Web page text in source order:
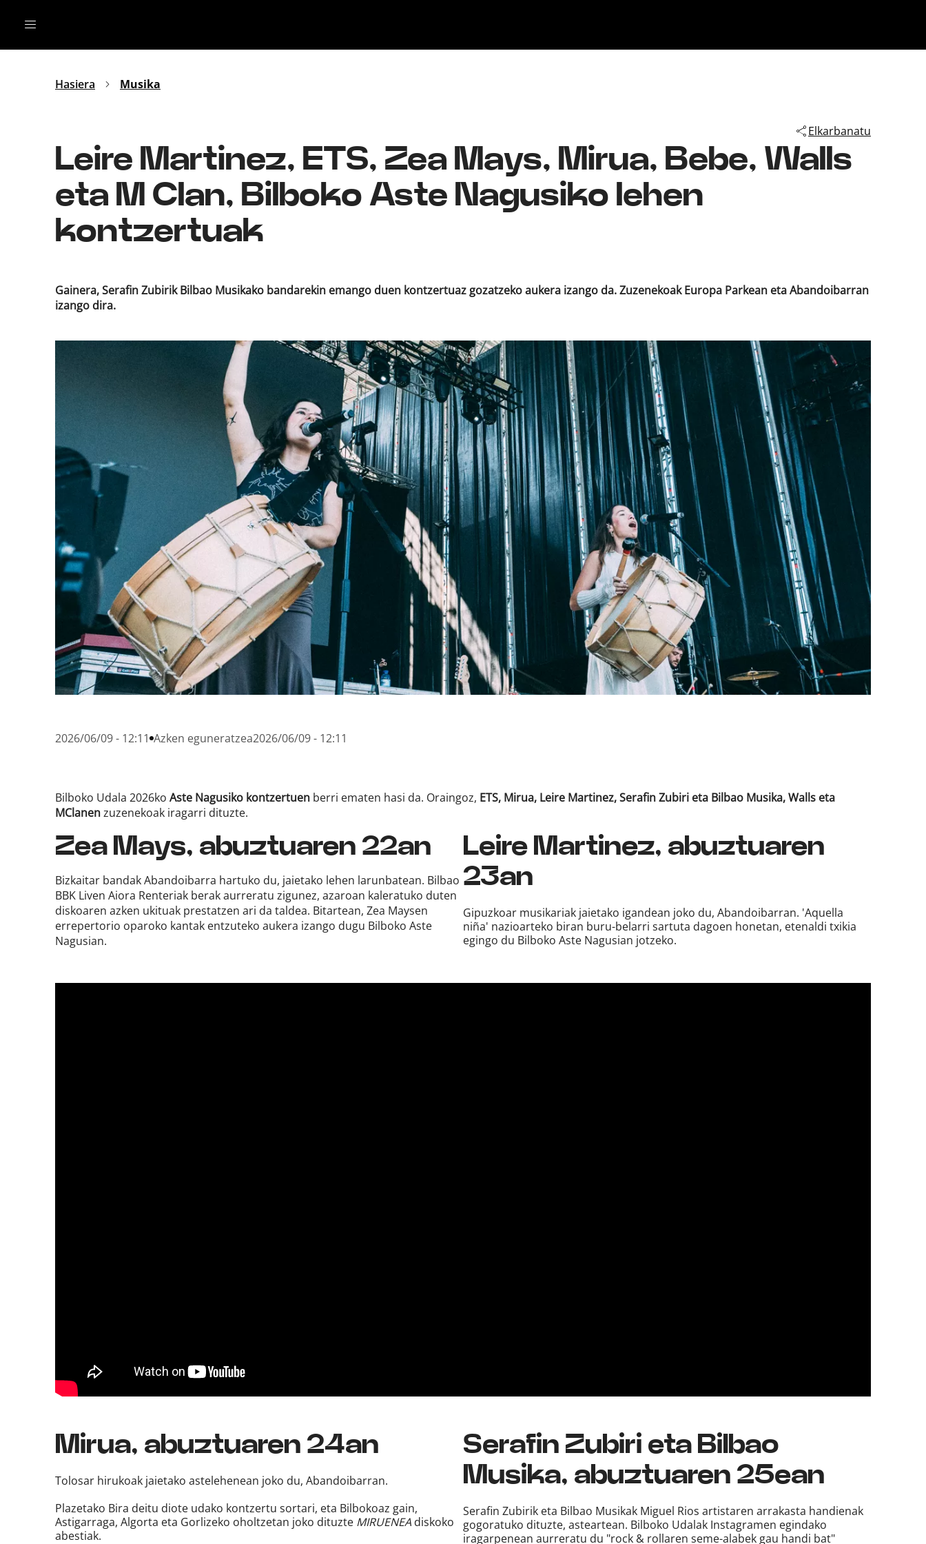
Hasiera Musika
Elkarbanatu
Leire Martinez, ETS, Zea Mays, Mirua, Bebe, Walls
eta M Clan, Bilboko Aste Nagusiko lehen
kontzertuak
Gainera, Serafin Zubirik Bilbao Musikako bandarekin emango duen kontzertuaz gozatzeko aukera izango da. Zuzenekoak Europa Parkean eta Abandoibarran
izango dira.
2026/06/09 - 12:11 Azken eguneratzea2026/06/09 - 12:11
Bilboko Udala 2026ko Aste Nagusiko kontzertuen berri ematen hasi da. Oraingoz, ETS, Mirua, Leire Martinez, Serafin Zubiri eta Bilbao Musika, Walls eta
MClanenzuzenekoak iragarri dituzte.
Zea Mays, abuztuaren 22an
Bizkaitar bandak Abandoibarra hartuko du, jaietako lehen larunbatean. Bilbao
BBK Liven Aiora Renteriak berak aurreratu zigunez, azaroan kaleratuko duten
diskoaren azken ukituak prestatzen ari da taldea. Bitartean, Zea Maysen
errepertorio oparoko kantak entzuteko aukera izango dugu Bilboko Aste
Nagusian.
Leire Martinez, abuztuaren
23an
Gipuzkoar musikariak jaietako igandean joko du, Abandoibarran. 'Aquella
niña' nazioarteko biran buru-belarri sartuta dagoen honetan, etenaldi txikia
egingo du Bilboko Aste Nagusian jotzeko.
Mirua, abuztuaren 24an
Tolosar hirukoak jaietako astelehenean joko du, Abandoibarran.
Plazetako Bira deitu diote udako kontzertu sortari, eta Bilbokoaz gain,
Astigarraga, Algorta eta Gorlizeko oholtzetan joko dituzte MIRUENEA diskoko
abestiak.
Serafin Zubiri eta Bilbao
Musika, abuztuaren 25ean
Serafin Zubirik eta Bilbao Musikak Miguel Rios artistaren arrakasta handienak
gogoratuko dituzte, asteartean. Bilboko Udalak Instagramen egindako
iragarpenean aurreratu du "rock & rollaren seme-alabek gau handi bat"